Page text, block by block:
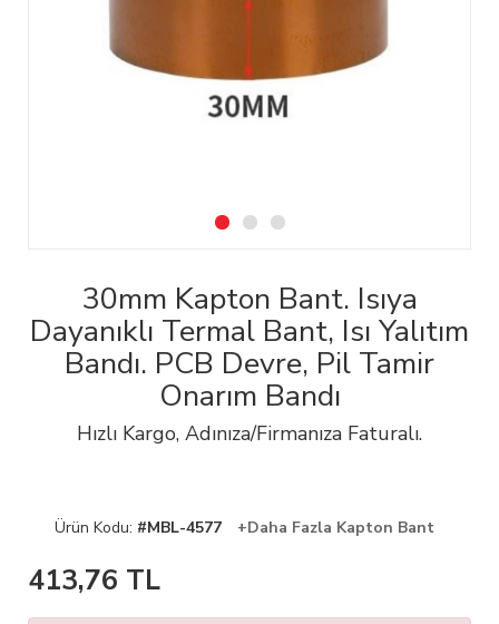
30mm Kapton Bant. Isıya
Dayanıklı Termal Bant, Isı Yalıtım
Bandı. PCB Devre, Pil Tamir
Onarım Bandı
Hızlı Kargo, Adınıza/Firmanıza Faturalı.
Ürün Kodu: #MBL-4577 +Daha Fazla Kapton Bant
413,76 TL